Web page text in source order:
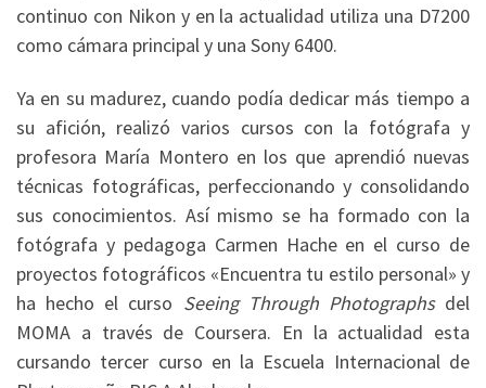
continuo con Nikon y en la actualidad utiliza una D7200
como cámara principal y una Sony 6400.
Ya en su madurez, cuando podía dedicar más tiempo a
su afición, realizó varios cursos con la fotógrafa y
profesora María Montero en los que aprendió nuevas
técnicas fotográficas, perfeccionando y consolidando
sus conocimientos. Así mismo se ha formado con la
fotógrafa y pedagoga Carmen Hache en el curso de
proyectos fotográficos «Encuentra tu estilo personal» y
ha hecho el curso Seeing Through Photographsdel
MOMA a través de Coursera. En la actualidad esta
cursando tercer curso en la Escuela Internacional de